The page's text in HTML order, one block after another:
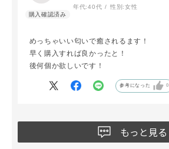
年代:40代 性別:女性
めっちゃいい匂いで癒されるます！
早く購入すれば良かったと！
後何個か欲しいです！
参考になった 0
もっと見る